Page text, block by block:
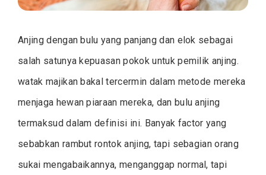
Anjing dengan bulu yang panjang dan elok sebagai
salah satunya kepuasan pokok untuk pemilik anjing.
watak majikan bakal tercermin dalam metode mereka
menjaga hewan piaraan mereka, dan bulu anjing
termaksud dalam definisi ini. Banyak factor yang
sebabkan rambut rontok anjing, tapi sebagian orang
sukai mengabaikannya, menganggap normal, tapi